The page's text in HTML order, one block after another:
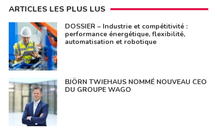
ARTICLES LES PLUS LUS
DOSSIER – Industrie et compétitivité :
performance énergétique, flexibilité,
automatisation et robotique
BJÖRN TWIEHAUS NOMMÉ NOUVEAU CEO
DU GROUPE WAGO